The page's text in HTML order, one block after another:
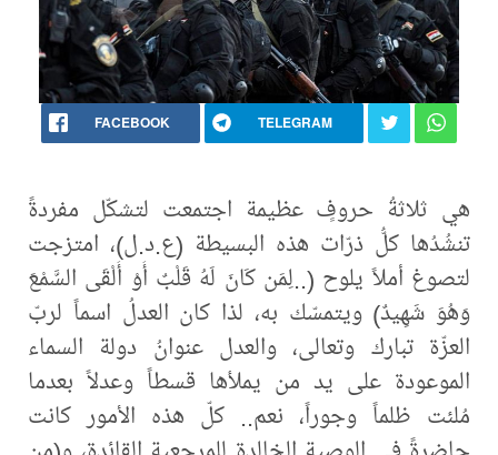
FACEBOOK TELEGRAM
هي ثلاثةُ حروفٍ عظيمة اجتمعت لتشكّل مفردةً
تنشُدُها كلُّ ذرّات هذه البسيطة (ع.د.ل)، امتزجت
لتصوغ أملاً يلوح (..لِمَن كَانَ لَهُ قَلْبٌ أَوْ أَلْقَى السَّمْعَ
وَهُوَ شَهِيدٌ) ويتمسّك به، لذا كان العدلُ اسماً لربّ
العزّة تبارك وتعالى، والعدل عنوانُ دولة السماء
الموعودة على يد من يملأها قسطاً وعدلاً بعدما
مُلئت ظلماً وجوراً، نعم.. كلّ هذه الأمور كانت